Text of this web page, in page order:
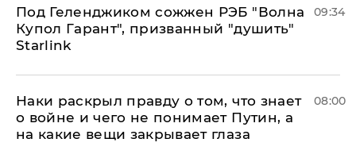
Под Геленджиком сожжен РЭБ "Волна
Купол Гарант", призванный "душить"
Starlink
09:34
Наки раскрыл правду о том, что знает
о войне и чего не понимает Путин, а
на какие вещи закрывает глаза
08:00